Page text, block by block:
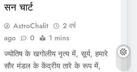
सन चार्ट
AstroChalit
2 वर्ष
ago
0 1 mins
ज्योतिष के खगोलीय नृत्य में, सूर्य, हमारे
सौर मंडल के केंद्रीय तारे के रूप में,